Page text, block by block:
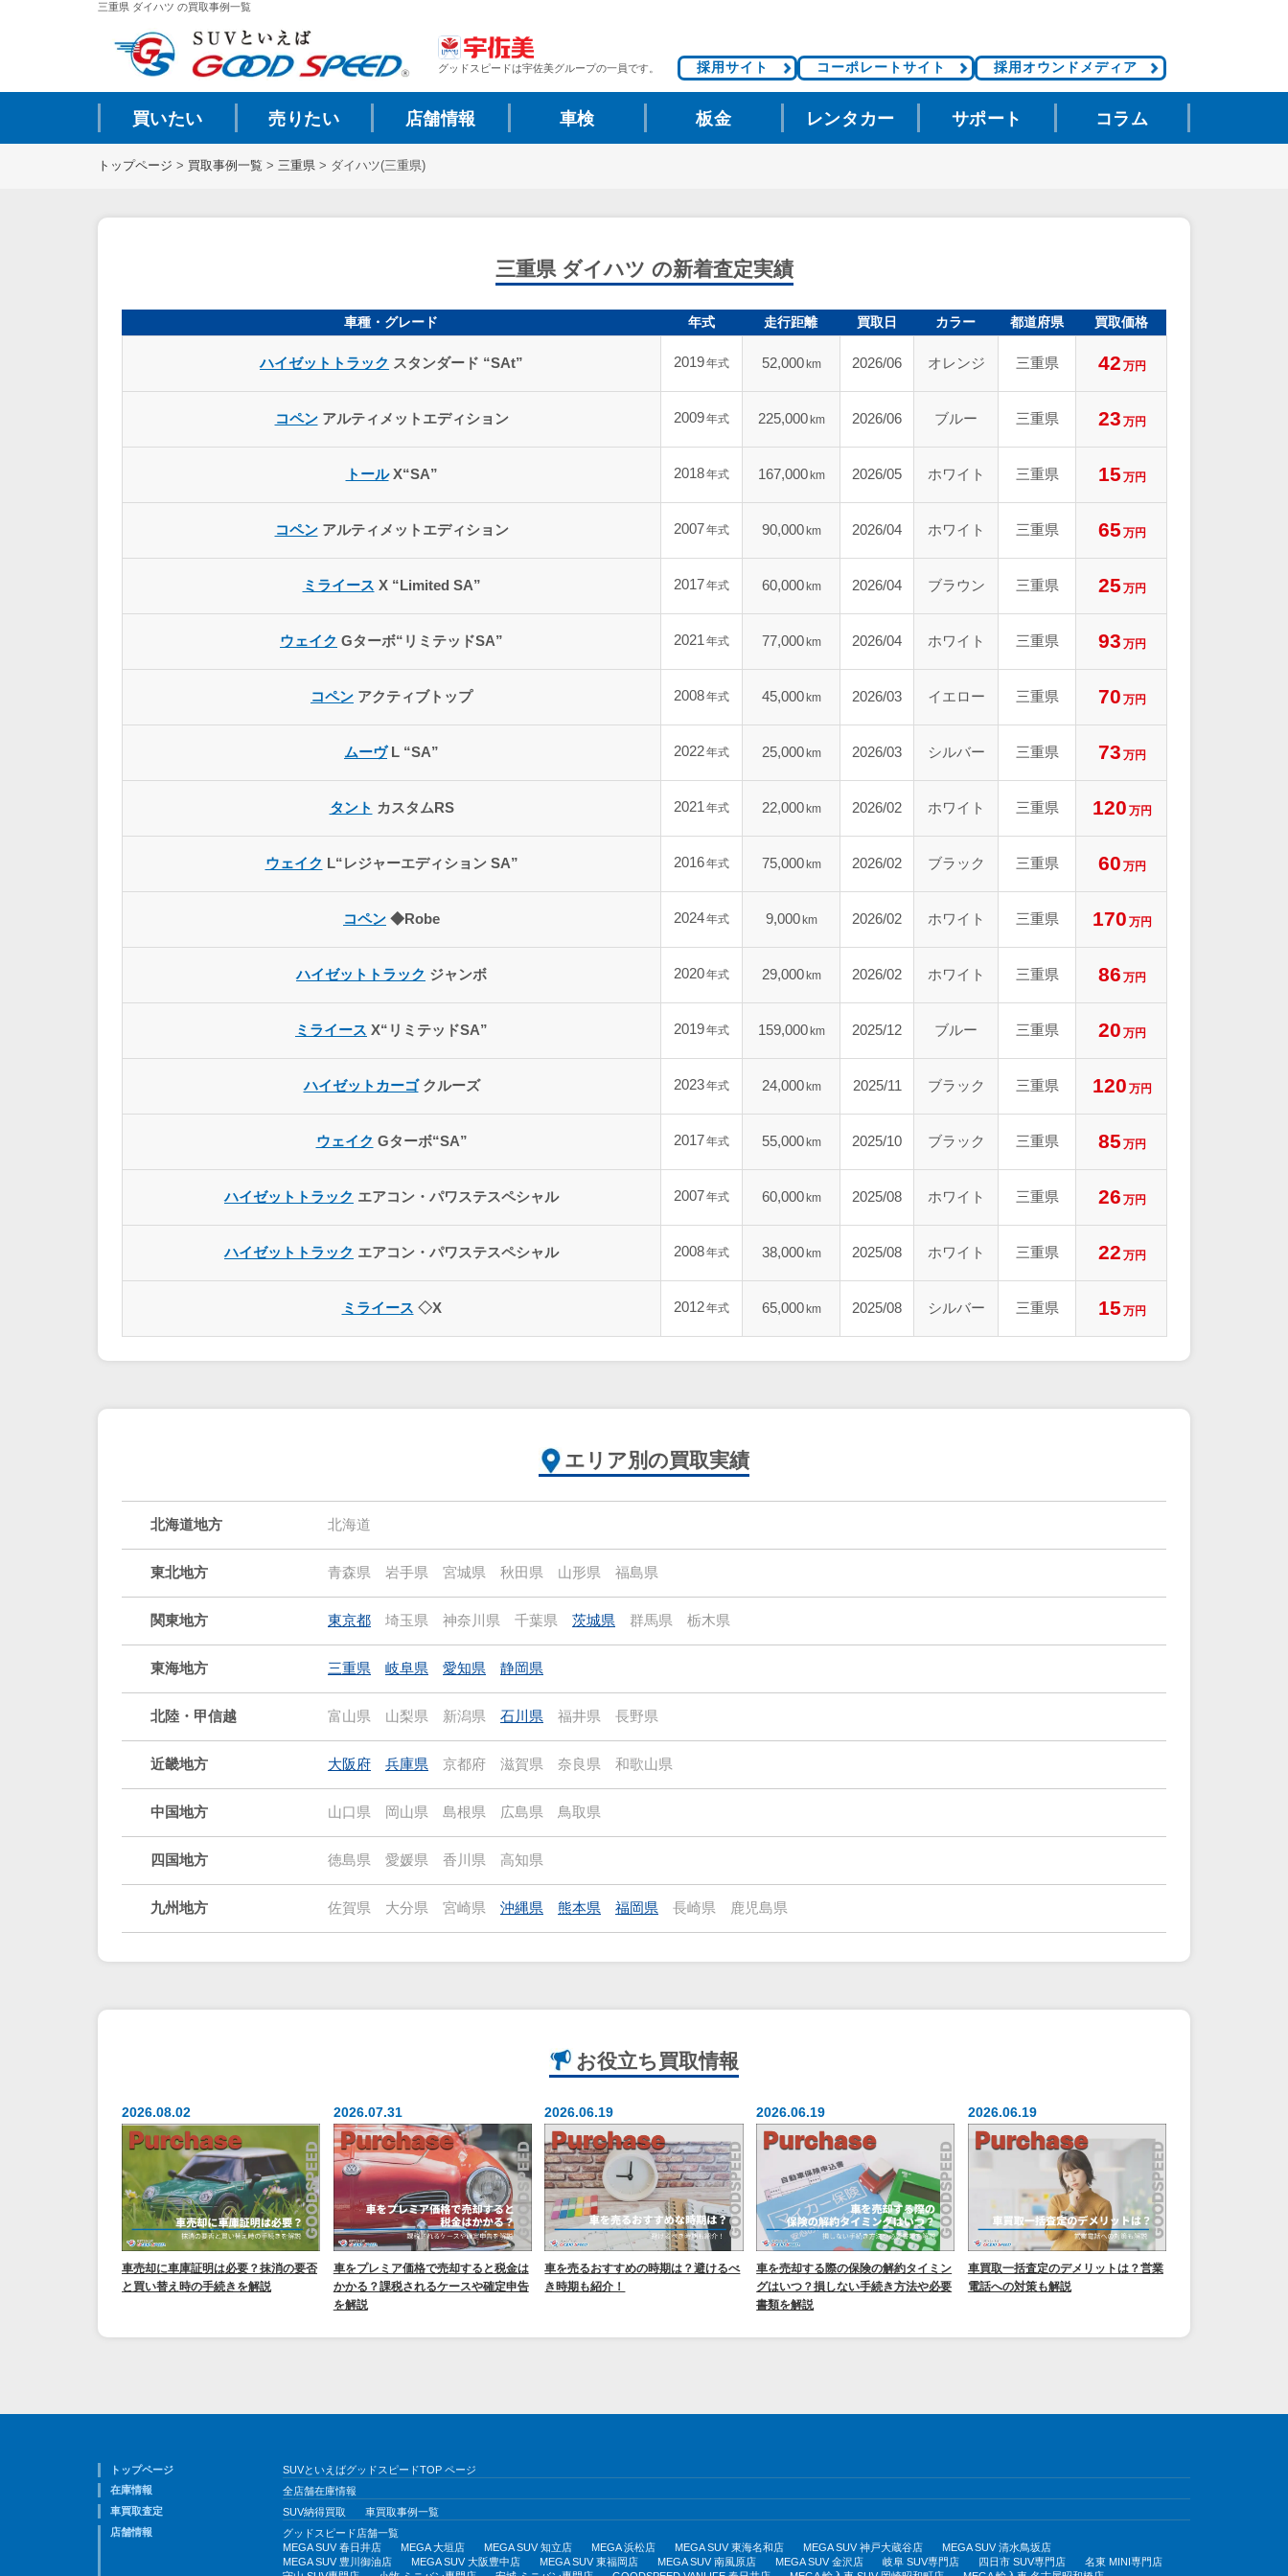
三重県 ダイハツ の買取事例一覧
グッドスピードは宇佐美グループの一員です。 採用サイト コーポレートサイト 採用オウンドメディア
買いたい 売りたい 店舗情報 車検 板金 レンタカー サポート コラム
トップページ > 買取事例一覧 > 三重県 > ダイハツ(三重県)
三重県 ダイハツ の新着査定実績
車種・グレード 年式 走行距離 買取日 カラー 都道府県 買取価格
ハイゼットトラック スタンダード “SAt” 2019年式 52,000 km 2026/06 オレンジ 三重県 42 万円
コペンアルティメットエディション 2009年式 225,000 km 2026/06 ブルー 三重県 23 万円
トールX“SA” 2018年式 167,000 km 2026/05 ホワイト 三重県 15 万円
コペンアルティメットエディション 2007年式 90,000 km 2026/04 ホワイト 三重県 65 万円
ミライース X “Limited SA” 2017年式 60,000 km 2026/04 ブラウン 三重県 25 万円
ウェイク Gターボ“リミテッドSA” 2021 年式 77,000 km 2026/04 ホワイト 三重県 93 万円
コペン アクティブトップ 2008年式 45,000 km 2026/03 イエロー 三重県 70 万円
ムーヴL “SA” 2022年式 25,000 km 2026/03 シルバー 三重県 73 万円
タント カスタムRS 2021 年式 22,000 km 2026/02 ホワイト 三重県 120 万円
ウェイク L“レジャーエディション SA” 2016年式 75,000 km 2026/02 ブラック 三重県 60 万円
コペン ◆Robe 2024年式 9,000 km 2026/02 ホワイト 三重県 170 万円
ハイゼットトラック ジャンボ 2020年式 29,000 km 2026/02 ホワイト 三重県 86 万円
ミライース X“リミテッドSA” 2019年式 159,000 km 2025/12 ブルー 三重県 20 万円
ハイゼットカーゴクルーズ 2023年式 24,000 km 2025/11 ブラック 三重県 120 万円
ウェイク Gターボ“SA” 2017年式 55,000 km 2025/10 ブラック 三重県 85 万円
ハイゼットトラック エアコン・パワステスペシャル 2007年式 60,000 km 2025/08 ホワイト 三重県 26 万円
ハイゼットトラック エアコン・パワステスペシャル 2008年式 38,000 km 2025/08 ホワイト 三重県 22 万円
ミライース ◇X 2012年式 65,000 km 2025/08 シルバー 三重県 15 万円
エリア別の買取実績
北海道地方 北海道
東北地方 青森県 岩手県 宮城県 秋田県 山形県 福島県
関東地方 東京都 埼玉県 神奈川県 千葉県 茨城県 群馬県 栃木県
東海地方 三重県 岐阜県 愛知県 静岡県
北陸・甲信越 富山県 山梨県 新潟県 石川県 福井県 長野県
近畿地方 大阪府 兵庫県 京都府 滋賀県 奈良県 和歌山県
中国地方 山口県 岡山県 島根県 広島県 鳥取県
四国地方 徳島県 愛媛県 香川県 高知県
九州地方 佐賀県 大分県 宮崎県 沖縄県 熊本県 福岡県 長崎県 鹿児島県
お役立ち 買取情報
2026.08.02
車売却に車庫証明は必要？抹消の要否
と買い替え時の手続きを解説
2026.07.31
車をプレミア価格で売却すると税金は
かかる？課税されるケースや確定申告
を解説
2026.06.19
車を売るおすすめの時期は？避けるべ
き時期も紹介！
2026.06.19
車を売却する際の保険の解約タイミン
グはいつ？損しない手続き方法や必要
書類を解説
2026.06.19
車買取一括査定のデメリットは？営業
電話への対策も解説
トップページ
SUVといえばグッドスピードTOP ページ
在庫情報
全店舗在庫情報
車買取査定
SUV納得買取
車買取事例一覧
店舗情報
グッドスピード店舗一覧
MEGA SUV 春日井店
MEGA 大垣店 MEGA SUV 知立店 MEGA 浜松店 MEGA SUV 東海名和店 MEGA SUV 神戸大蔵谷店
MEGA SUV 清水鳥坂店
MEGA SUV 豊川御油店
MEGA SUV 大阪豊中店 MEGA SUV 東福岡店 MEGA SUV 南風原店 MEGA SUV 金沢店 岐阜 SUV専門店 四日市 SUV専門店
名東 MINI専門店